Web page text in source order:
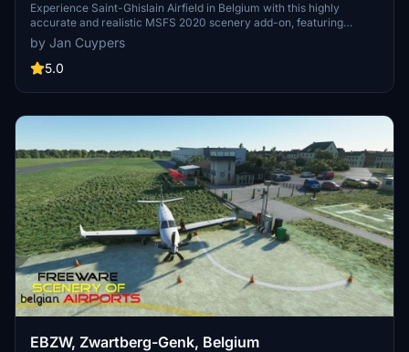
Experience Saint-Ghislain Airfield in Belgium with this highly
accurate and realistic MSFS 2020 scenery add-on, featuring
custom-made buildings with photorealistic textures. Home to a
flight school and various aeronautical activities, the airport
underwent modernization in 1992. This freeware scenery, created
dont miss out on exploring this unique location in the simulator.
by Jan Cuypers
5.0
EBZW, Zwartberg-Genk, Belgium